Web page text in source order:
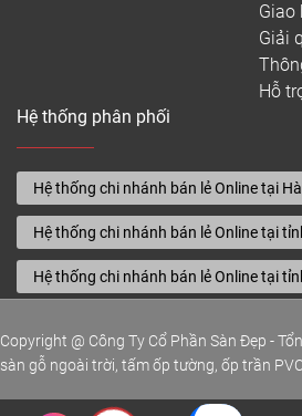
914 * 152 * (2
– 3)
Sàn nhựa
Sàn nhựa
3K Vinyl
914 * 152 * 2
Arize
– 3)
Giao
Giải
Hỗ
Hệ thống phân phối
Hệ thống chi nhánh bán lẻ Online tại
Hệ thống chi nhánh bán lẻ Online tại
Hệ thống chi nhánh bán lẻ Online tại
Copyright @ Công Ty Cổ Phần Sàn Đẹp -
sàn gỗ ngoài trời, tấm ốp tường, ốp trần PVC